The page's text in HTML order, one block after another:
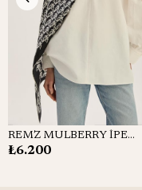
REMZ MULBERRY İPEK ŞAL 70*190 CM - SİYAH
₺6.200